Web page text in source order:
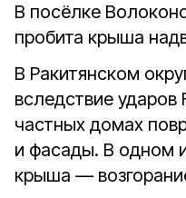
В посёлке
пробита крыша
В Ракитянском
вследствие ударов
частных домах
и фасады. В одном
крыша —